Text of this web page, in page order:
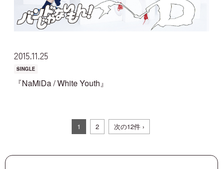
201511 25
SINGLE
『NaMiDa / White Youth』
1 2 次の12件 ›